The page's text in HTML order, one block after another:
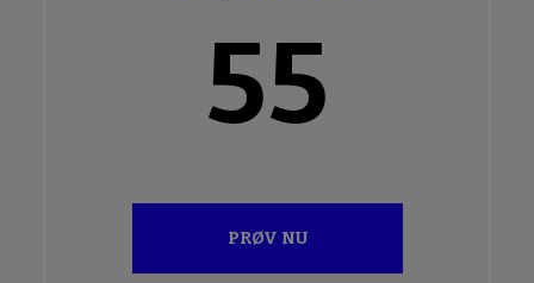
55
PRØV NU